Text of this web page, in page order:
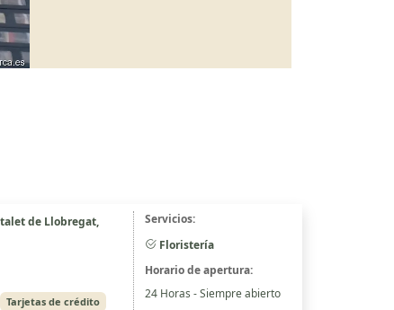
de Llobregat,
Tarjetas de crédito
Servicios:
Floristería
Horario de apertura:
24 Horas - Siempre abierto